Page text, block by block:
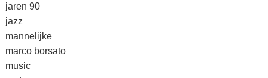
jaren 90
jazz
mannelijke
marco borsato
music